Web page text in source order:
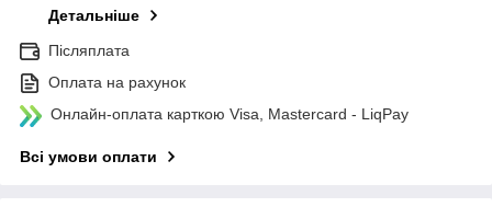
Детальніше
Післяплата
Оплата на рахунок
Онлайн-оплата карткою Visa, Mastercard - LiqPay
Всі умови оплати